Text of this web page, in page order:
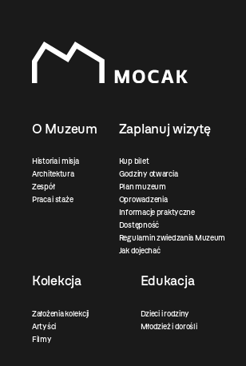
O Muzeum
Historia i misja
Architektura
Zespół
Praca i staże
Zaplanuj wizytę
Kup bilet
Godziny otwarcia
Plan muzeum
Oprowadzenia
Informacje praktyczne
Dostępność
Regulamin zwiedzania Muzeum
Jak dojechać
Kolekcja
Założenia kolekcji
Artyści
Filmy
Edukacja
Dzieci i rodziny
Młodzież i dorośli